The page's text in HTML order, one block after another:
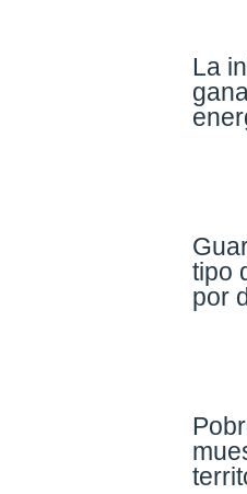
La
tipo
por